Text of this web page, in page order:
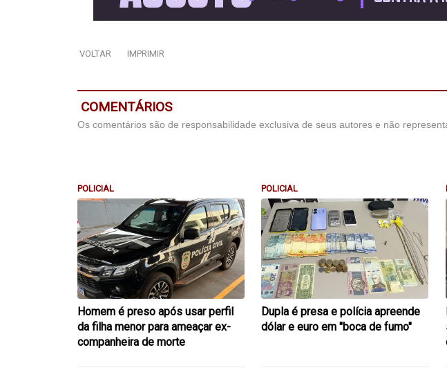
VOLTAR IMPRIMIR
COMENTÁRIOS
Os comentários são de responsabilidade exclusiva de seus autores e não
POLICIAL
Homem é preso após usar perfil
da filha menor para ameaçar ex-
companheira de morte
POLICIAL
Dupla é presa e polícia apreende
dólar e euro em "boca de fumo"